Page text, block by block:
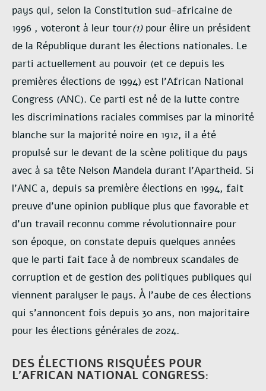
pays qui, selon la Constitution sud-africaine de
1996 , voteront à leur tour(1)pour élire un président
de la République durant les élections nationales. Le
parti actuellement au pouvoir (et ce depuis les
premières élections de 1994) est l’African National
Congress (ANC). Ce parti est né de la lutte contre
les discriminations raciales commises par la minorité
blanche sur la majorité noire en 1912, il a été
propulsé sur le devant de la scène politique du pays
avec à sa tête Nelson Mandela durant l’Apartheid. Si
l’ANC a, depuis sa première élections en 1994, fait
preuve d’une opinion publique plus que favorable et
d’un travail reconnu comme révolutionnaire pour
son époque, on constate depuis quelques années
que le parti fait face à de nombreux scandales de
corruption et de gestion des politiques publiques qui
viennent paralyser le pays. À l’aube de ces élections
qui s’annoncent fois depuis 30 ans, non majoritaire
pour les élections générales de 2024.
DES ÉLECTIONS RISQUÉES POUR
L’AFRICAN NATIONAL CONGRESS: